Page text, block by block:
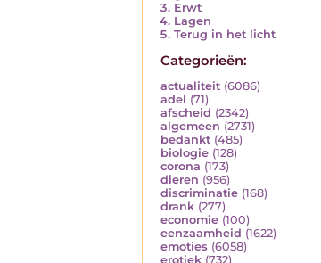
Erwt
Lagen
Terug in het licht
Categorieën:
actualiteit (6086)
adel (71)
afscheid (2342)
algemeen (2731)
bedankt (485)
biologie (128)
corona (173)
dieren (956)
discriminatie (168)
drank (277)
economie (100)
eenzaamheid (1622)
emoties (6058)
erotiek (732)